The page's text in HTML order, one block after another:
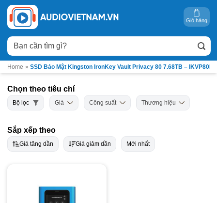
Bỏ
qua
nội
dung
Tìm
kiếm:
Giỏ hàng
Home » SSD Bảo Mật Kingston IronKey Vault Privacy 80 7.68TB –
Chọn theo tiêu chí
Bộ lọc Giá Công suất Thương hiệu
Sắp xếp theo
Giá tăng dần Giá giảm dần Mới nhất